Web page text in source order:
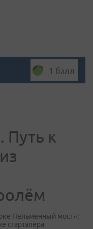
1 балл
Путь к
Пельменный мост»:
стартапера